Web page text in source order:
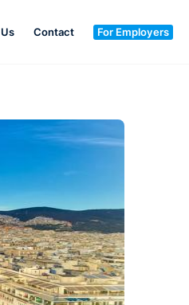
Contact For Employers